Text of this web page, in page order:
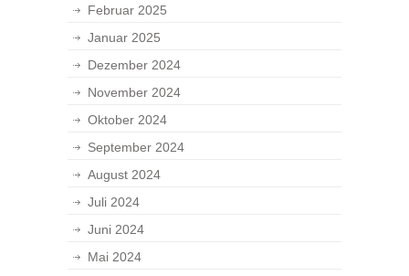
Februar 2025
Januar 2025
Dezember 2024
November 2024
Oktober 2024
September 2024
August 2024
Juli 2024
Juni 2024
Mai 2024